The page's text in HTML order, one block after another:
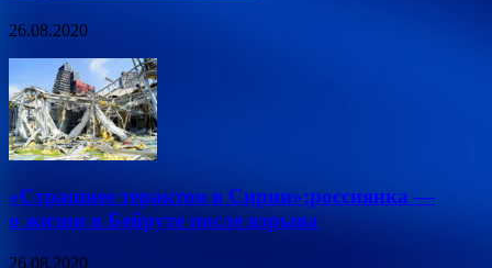
26.08.2020
«Страшнее терактов в Сирии»:россиянка —
о жизни в Бейруте после взрыва
26.08.2020